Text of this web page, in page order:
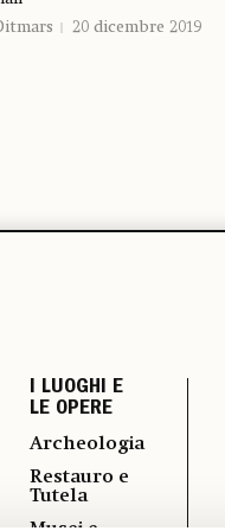
20 dicembre 2019
I LUOGHI E
LE OPERE
Archeologia
Restauro e
Tutela